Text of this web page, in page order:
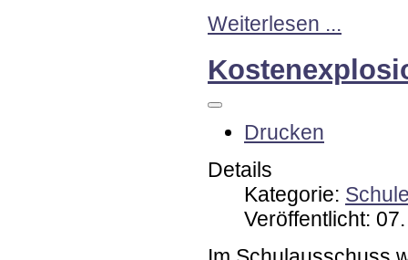
Weiterlesen ...
Drucken
Details
Kategorie:
Veröffentlicht: